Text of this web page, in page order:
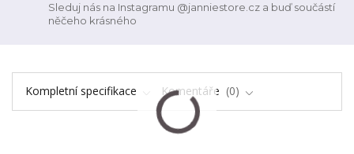
Sleduj nás na Instagramu @janniestore.cz a buď součástí
něčeho krásného
Kompletní specifikace Komentáře 0